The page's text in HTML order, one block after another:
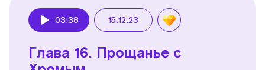
03:38 15.12.23
Глава 16. Прощанье с